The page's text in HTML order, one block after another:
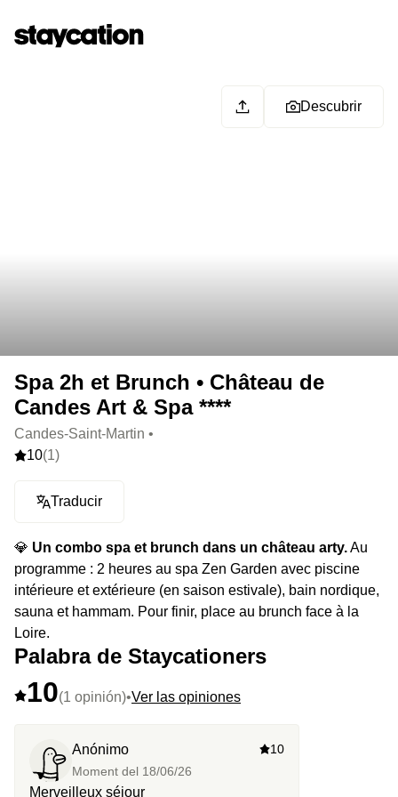
Descubrir
Spa 2h et Brunch • Château de
Candes Art & Spa ****
Candes-Saint-Martin •
10(1)
Traducir
💎 Un combo spa et brunch dans un château arty.Au
programme : 2 heures au spa Zen Garden avec piscine
intérieure et extérieure (en saison estivale), bain nordique,
sauna et hammam. Pour finir, place au brunch face à la
Loire.
Palabra de Staycationers
10(1 opinión)•Ver las opiniones
Anónimo
Moment del 18/06/26
10
Merveilleux séjour